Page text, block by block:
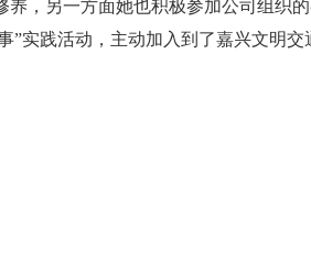
，另一方面她也积极参加公司组织
实践活动，主动加入到了嘉兴文明交